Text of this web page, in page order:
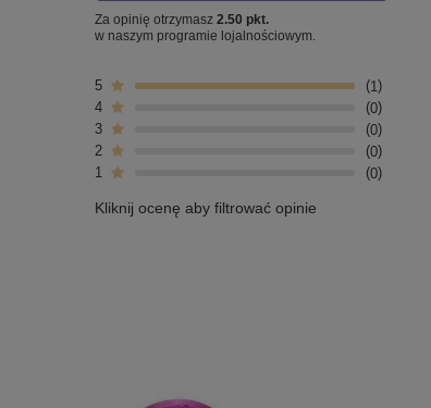
Za opinię otrzymasz 2.50 pkt.
w naszym programie lojalnościowym.
5
1
4
0
3
0
2
0
1
0
Kliknij ocenę aby filtrować opinie